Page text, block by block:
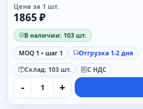
Цена за 1 шт.
1865 ₽
В наличии: 103 шт.
MOQ 1 • шаг 1
Отгрузка 1-2 дня
Склад: 103 шт.
С НДС
- +